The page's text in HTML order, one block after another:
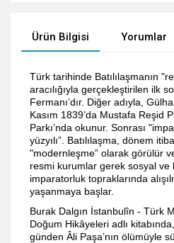
Ürün Bilgisi Yorumlar
Türk tarihinde Batılılaşmanın
aracılığıyla gerçekleştirilen ilk
Fermanı’dır. Diğer adıyla,
Kasım 1839’da Mustafa Reşid
Parkı’nda okunur. Sonrası
yüzyılı”. Batılılaşma, dönem
"modernleşme” olarak görülür
resmi kurumlar gerek sosyal ve
imparatorluk topraklarında
yaşanmaya başlar.
Burak Dalgın İstanbulîn - Türk
Doğum Hikâyeleri adlı
günden Âli Paşa’nın ölümüyle